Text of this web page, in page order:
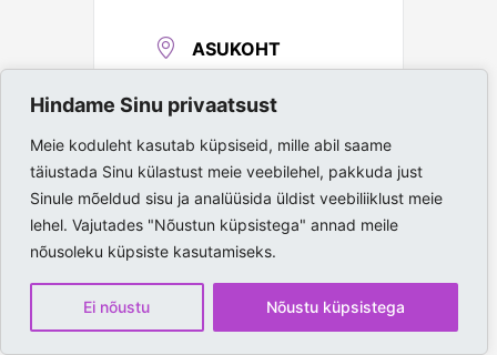
Hindame Sinu privaatsust
Meie koduleht kasutab küpsiseid, mille abil saame
täiustada Sinu külastust meie veebilehel, pakkuda just
Sinule mõeldud sisu ja analüüsida üldist veebiliiklust meie
lehel. Vajutades "Nõustun küpsistega" annad meile
nõusoleku küpsiste kasutamiseks.
Ei nõustu Nõustu küpsistega
ASUKOHT